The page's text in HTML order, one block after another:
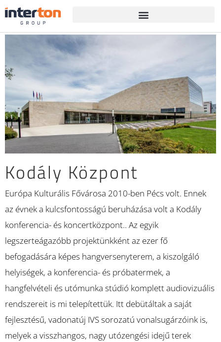
Kodály Központ
Európa Kulturális Fővárosa 2010-ben Pécs volt. Ennek
az évnek a kulcsfontosságú beruházása volt a Kodály
konferencia- és koncertközpont.. Az egyik
legszerteágazóbb projektünkként az ezer fő
befogadására képes hangversenyterem, a kiszolgáló
helyiségek, a konferencia- és próbatermek, a
hangfelvételi és utómunka stúdió komplett audiovizuális
rendszereit is mi telepítettük. Itt debütáltak a saját
fejlesztésű, vadonatúj IVS sorozatú vonalsugárzóink is,
melyek a visszhangos, nagy utózengési idejű terek